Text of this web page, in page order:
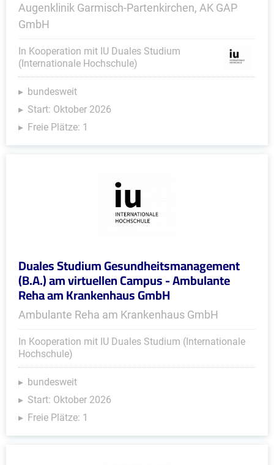
Augenklinik Garmisch-Partenkirchen, AK GAP
GmbH
In Kooperation mit IU Duales Studium
(Internationale Hochschule)
bundesweit
Start: Oktober 2026
Freie Plätze: 1
Duales Studium Gesundheitsmanagement
(B.A.) am virtuellen Campus - Ambulante
Reha am Krankenhaus GmbH
Ambulante Reha am Krankenhaus GmbH
In Kooperation mit IU Duales Studium (Internationale
Hochschule)
bundesweit
Start: Oktober 2026
Freie Plätze: 1